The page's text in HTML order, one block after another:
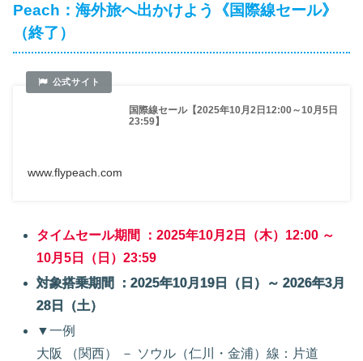
Peach：海外旅へ出かけよう《国際線セール》
（終了）
国際線セール【2025年10月2日12:00～10月5日
23:59】
www.flypeach.com
タイムセール期間 ：2025年10月2日（木）12:00 ～
10月5日（日）23:59
対象搭乗期間 ：2025年10月19日（日）～ 2026年3月
28日（土）
▼一例
大阪 （関西） － ソウル（仁川・金浦）線：片道